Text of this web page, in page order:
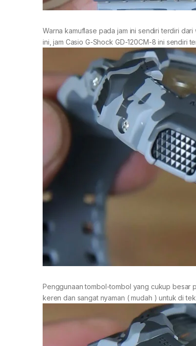
Warna kamuflase pada jam ini sendiri terdiri
ini, jam Casio G-Shock GD-120CM-8 ini sendiri
Penggunaan tombol-tombol yang cukup besar
keren dan sangat nyaman ( mudah ) untuk di